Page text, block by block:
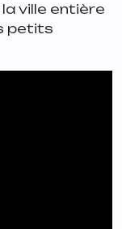
ville entière
petits